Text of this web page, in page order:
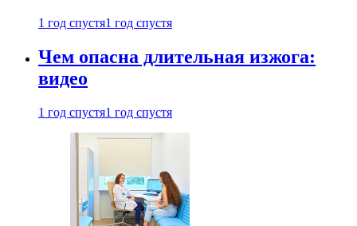
1 год спустя1 год спустя
Чем опасна длительная изжога:
видео
1 год спустя1 год спустя